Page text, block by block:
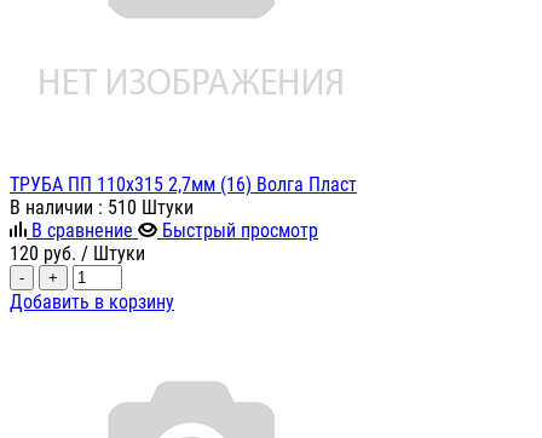
ТРУБА ПП 110х315 2,7мм (16) Волга Пласт
В наличии : 510 Штуки
В сравнение
Быстрый просмотр
120 руб. / Штуки
- +
Добавить в корзину